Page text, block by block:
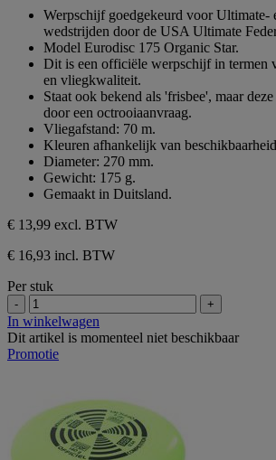
sterren.
Werpschijf goedgekeurd voor Ultimate-
wedstrijden door de USA Ultimate
Model Eurodisc 175 Organic Star.
Dit is een officiële werpschijf in termen
en vliegkwaliteit.
Staat ook bekend als 'frisbee', maar
door een octrooiaanvraag.
Vliegafstand: 70 m.
Kleuren afhankelijk van
Diameter: 270 mm.
Gewicht: 175 g.
Gemaakt in Duitsland.
€ 13,99 excl. BTW
€ 16,93 incl. BTW
Per stuk
- +
In winkelwagen
Dit artikel is momenteel niet beschikbaar
Promotie